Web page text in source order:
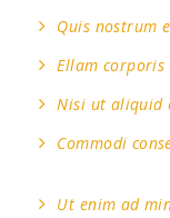
Quis nostrum
Ellam
Nisi ut aliquid
Commodi
Ut enim ad